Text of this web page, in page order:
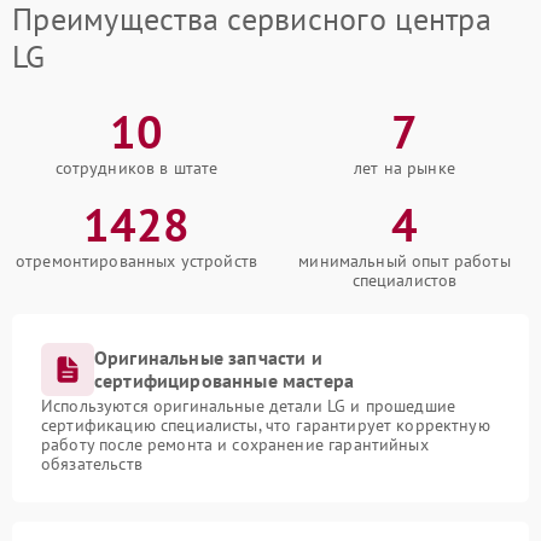
Преимущества сервисного центра
LG
10
сотрудников в штате
7
лет на рынке
1428
отремонтированных устройств
4
минимальный опыт работы
специалистов
Оригинальные запчасти и
сертифицированные мастера
Используются оригинальные детали LG и прошедшие
сертификацию специалисты, что гарантирует корректную
работу после ремонта и сохранение гарантийных
обязательств